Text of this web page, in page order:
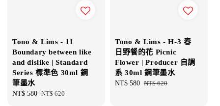
Tono & Lims - 11
Boundary between like
and dislike | Standard
Series 標準色 30ml 鋼
筆墨水
Sale
NT$ 580 Regular
NT$ 620
Tono & Lims - H-3 春
日野餐的花 Picnic
Flower | Producer 自調
系 30ml 鋼筆墨水
Sale
NT$ 580 Regular
NT$ 620